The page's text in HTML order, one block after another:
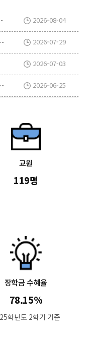
일정 안내
화연구동 앞(총 2개
)
8. 24.(월)~2026. 8.
점심시간 제외)
절대 불가
목): 10동 105호
월): 10동 110호
후 학위복 수령, 사
담아갈 쇼핑백 혹은
고합니다. 학생들이 개
록 반드시 안내해주
공되지 않을 수도 있습
모집 공고 2026-08-04
교 모집 공고 2026-07-29
2026-07-03
학생 선발 안내 2026-06-25
교원
119명
장학금 수혜율
78.15%
학년도 2학기 기준